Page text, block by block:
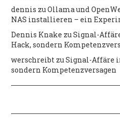
dennis zuOllama und
NAS installieren – ein
Dennis Knake zuSignal-
Hack, sondern
werschreibt zuSignal-Affäre
sondern Kompetenzversagen